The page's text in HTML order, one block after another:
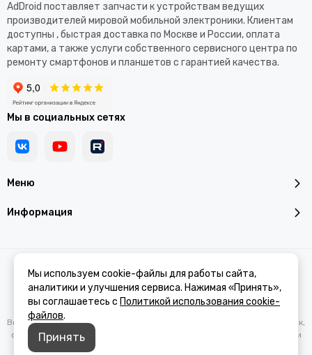
Меню
Информация
AdDroid поставляет запчасти к устройствам ведущих
производителей мировой мобильной электроники. Клиентам
доступны , быстрая доставка по Москве и России, оплата
картами, а также услуги собственного сервисного центра по
ремонту смартфонов и планшетов с гарантией качества.
Мы в социальных сетях
2026 © Addroid.ru. Карта сайта
Вся представленная на сайте информация, касающаяся характеристик,
стоимости товаров и услуг, носит информационный характер и ни при
каких условиях не является публичной офертой, определяемой
Мы используем cookie-файлы для работы сайта,
аналитики и улучшения сервиса. Нажимая «Принять»,
вы соглашаетесь с Политикой использования cookie-
файлов.
Принять